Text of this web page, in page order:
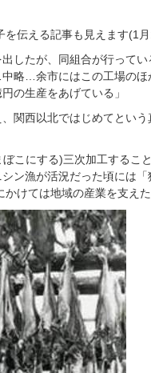
伝える記事も見えます(1月
したが、同組合が行ってい
略…余市にはこの工場のほ
の生産をあげている」
関西以北ではじめてという
こにする)三次加工するこ
ン漁が活況だった頃には
けては地域の産業を支えた